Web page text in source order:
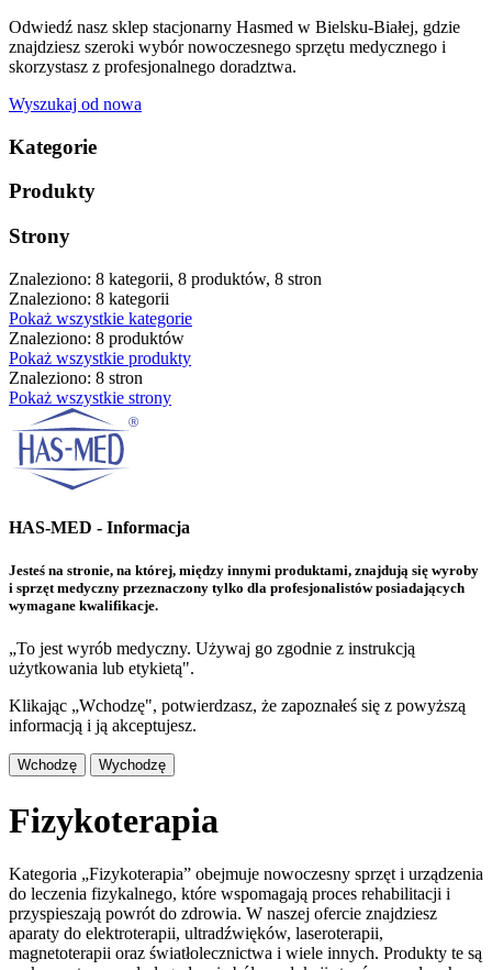
Odwiedź nasz sklep stacjonarny Hasmed w Bielsku-Białej, gdzie
znajdziesz szeroki wybór nowoczesnego sprzętu medycznego i
skorzystasz z profesjonalnego doradztwa.
Wyszukaj od nowa
Kategorie
Produkty
Strony
Znaleziono: 8 kategorii, 8 produktów, 8 stron
Znaleziono: 8 kategorii
Pokaż wszystkie kategorie
Znaleziono: 8 produktów
Pokaż wszystkie produkty
Znaleziono: 8 stron
Pokaż wszystkie strony
HAS-MED - Informacja
Jesteś na stronie, na której, między innymi produktami, znajdują się wyroby
i sprzęt medyczny przeznaczony tylko dla profesjonalistów posiadających
wymagane kwalifikacje.
„To jest wyrób medyczny. Używaj go zgodnie z instrukcją
użytkowania lub etykietą".
Klikając „Wchodzę", potwierdzasz, że zapoznałeś się z powyższą
informacją i ją akceptujesz.
Wchodzę Wychodzę
Fizykoterapia
Kategoria „Fizykoterapia” obejmuje nowoczesny sprzęt i urządzenia
do leczenia fizykalnego, które wspomagają proces rehabilitacji i
przyspieszają powrót do zdrowia. W naszej ofercie znajdziesz
aparaty do elektroterapii, ultradźwięków, laseroterapii,
magnetoterapii oraz światłolecznictwa i wiele innych. Produkty te są